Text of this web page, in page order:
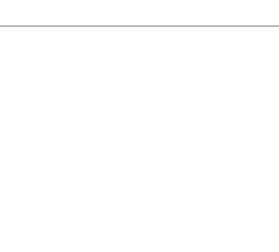
del repositorio